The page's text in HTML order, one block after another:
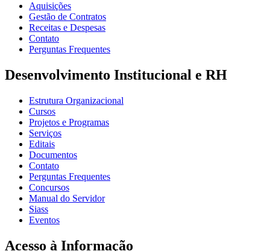
Aquisições
Gestão de Contratos
Receitas e Despesas
Contato
Perguntas Frequentes
Desenvolvimento Institucional e RH
Estrutura Organizacional
Cursos
Projetos e Programas
Serviços
Editais
Documentos
Contato
Perguntas Frequentes
Concursos
Manual do Servidor
Siass
Eventos
Acesso à Informação